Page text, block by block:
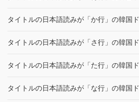
タイトルの日本語読みが「か行」の韓国
タイトルの日本語読みが「さ行」の韓国
タイトルの日本語読みが「た行」の韓国
タイトルの日本語読みが「な行」の韓国